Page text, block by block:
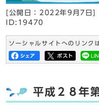
[公開日： 2022年9月7日
ID:19470
ソーシャルサイトへのリンク
平成２８年